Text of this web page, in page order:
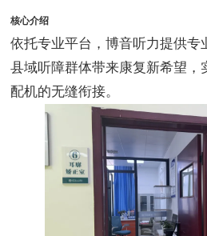
核心介绍
依托专业平台，博音听力提供专
县域听障群体带来康复新希望，
配机的无缝衔接。